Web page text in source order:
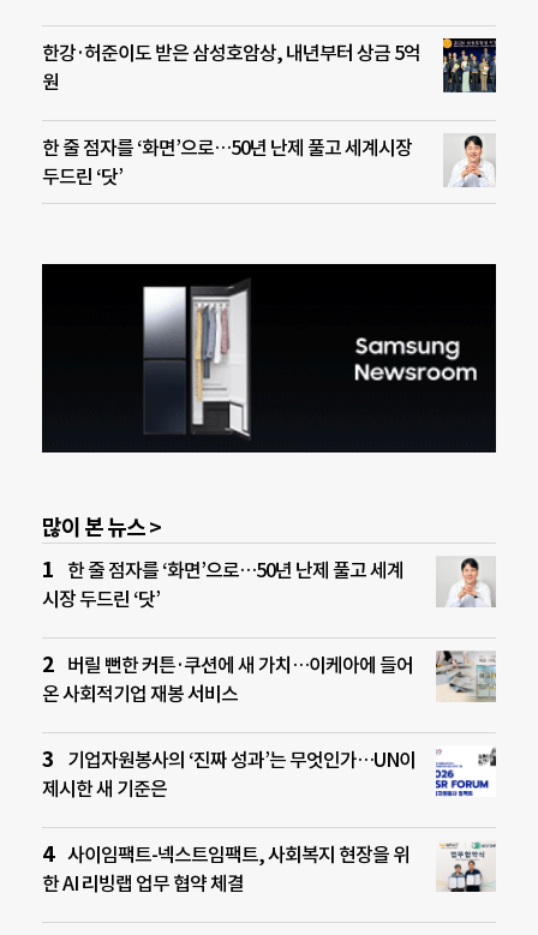
한강·허준이도 받은 삼성호암상, 내년부터 상금 5억
원
한 줄 점자를 ‘화면’으로…50년 난제 풀고 세계시장
두드린 ‘닷’
많이 본 뉴스 >
한 줄 점자를 ‘화면’으로…50년 난제 풀고 세계
시장 두드린 ‘닷’
버릴 뻔한 커튼·쿠션에 새 가치…이케아에 들어
온 사회적기업 재봉 서비스
기업자원봉사의 ‘진짜 성과’는 무엇인가…UN이
제시한 새 기준은
사이임팩트-넥스트임팩트, 사회복지 현장을 위
한 AI 리빙랩 업무 협약 체결